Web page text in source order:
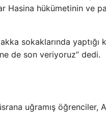
Hasina hükümetinin ve
sokaklarında yaptığı
de son veriyoruz” dedi.
uğramış öğrenciler,